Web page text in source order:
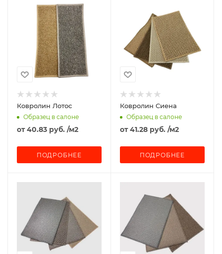
Ковролин Лотос
Образец в салоне
от40.83 руб. /м2
ПОДРОБНЕЕ
Ковролин Сиена
Образец в салоне
от41.28 руб. /м2
ПОДРОБНЕЕ